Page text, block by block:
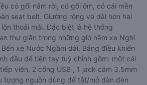
có gối nằm rời, có gối ôm, có cái mền
seat belt. Giường rộng và dài hơn hai
thoải mái. Đặc biệt là hệ thống
thư giãn trong những giờ nằm xe Nghi
xe Nước Ngầm dài. Bảng điều khiển
đầu để tiện tay tuỳ chỉnh gồm: một cái
viên, 2 cổng USB , 1 jack cắm 3.5mm
tượng nguồn dùng để tắt/mở dàn đèn